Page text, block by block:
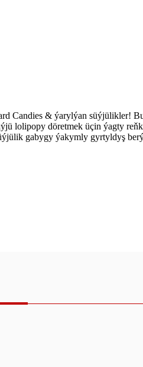
Candies & ýarylýan süýjülikler!
lolipopy döretmek üçin ýagty
gabygy ýakymly gyrtyldyş